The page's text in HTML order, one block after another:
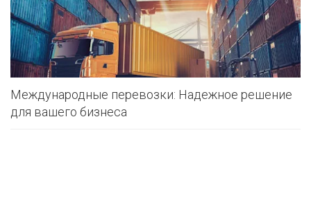
Международные перевозки: Надежное решение
для вашего бизнеса